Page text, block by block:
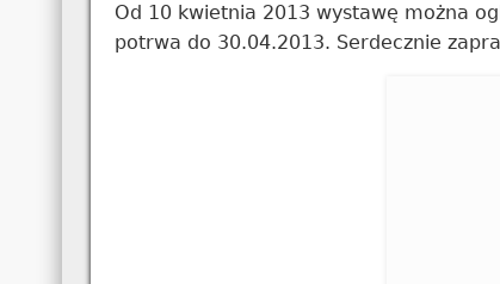
Od 10 kwietnia 2013 wystawę można
potrwa do 30.04.2013. Serdecznie